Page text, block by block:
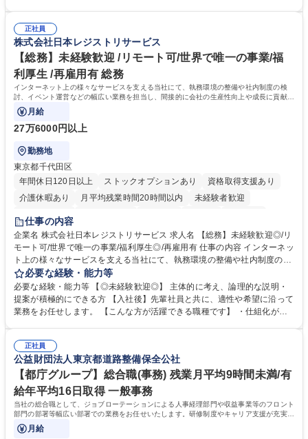
の他に担当頂く業務が発生する場合があります。 募集職種 【営業事務】
業務職/三井物産グループ/平均残業時間10H/完全週休2日
ション力がある方。 ・チャレンジを厭わず、粘り強く業務に取り組める
方。多様な関係者と謙虚に信頼関係を構築でき、期限を意識したスケジュ
ール管理が出来る方。※将来的に他部署（営業部門、コーポレート部門）
へのジョブローテーションの可能性があります。 学歴・資格 学歴：大学
院 大学 語学力： 資格：宅地建物取引士
正社員
株式会社日本レジストリサービス
【総務】未経験歓迎 /リモート可/世界で唯一の事業/福
利厚生 /再雇用有 総務
インターネット上の様々なサービスを支える当社にて、執務環境の整備や社内制度の検
討、イベント運営などの幅広い業務を担当し、間接的に会社の生産性向上や成長に貢献し
ている部署です。
月給
27万6000円以上
勤務地
東京都千代田区
年間休日120日以上
ストックオプションあり
資格取得支援あり
介護休暇あり
月平均残業時間20時間以内
未経験者歓迎
住宅手当あり
完全週休2日制
交通費支給 駅近5分以内 土日祝休み 服装自由
仕事の内容
企業名 株式会社日本レジストリサービス 求人名 【総務】未経験歓迎◎/リ
モート可/世界で唯一の事業/福利厚生◎/再雇用有 仕事の内容 インターネッ
ト上の様々なサービスを支える当社にて、執務環境の整備や社内制度の検
討、イベント運営などの幅広い業務を担当し、間接的に会社の生産性向上
や成長に貢献している部署です。 会社の全メンバーが安心して長く成果を
発揮できる環境を整えるために、毎日のメンテナンスや維持管理に加え、
新たな施策検討を積極的に行っていただき、会社全体を巻き込み課題解決
幅広い業務の体得が可能で、多様なキャリアパスを描くことも可能です。
募集職種 【総務】未経験歓迎◎/リモート可/世界で唯一の事業/福利厚生◎/
再雇用有
必要な経験・能力等
必要な経験・能力等 【◎未経験歓迎◎】 主体的に考え、論理的な説明・
提案が積極的にできる方 【入社後】先輩社員と共に、適性や希望に沿って
業務をお任せします。 【こんな方が活躍できる職種です】 ・仕組化が好
対処できる・新しいことに興味関心がある 【魅力】■自己啓発支援：資格
取得や通信教育など費用の80%（年間25万円まで）を補助 ■住宅手当：家
賃の50%（月額7万円まで）を補助 学歴・資格 学歴：大学院 大学 語学
力： 資格：
正社員
公益財団法人東京都道路整備保全公社
【都庁グループ】総合職(事務) 残業月平均9時間未満/有
給年平均16日取得 一般事務
当社の総合職として、ジョブローテーションによる人事経理部門や収益事業等のフロント
部門の部署等幅広い部署での業務をお任せいたします。研修制度やキャリア支援が充実し
ております！ ※下記業務詳細
月給